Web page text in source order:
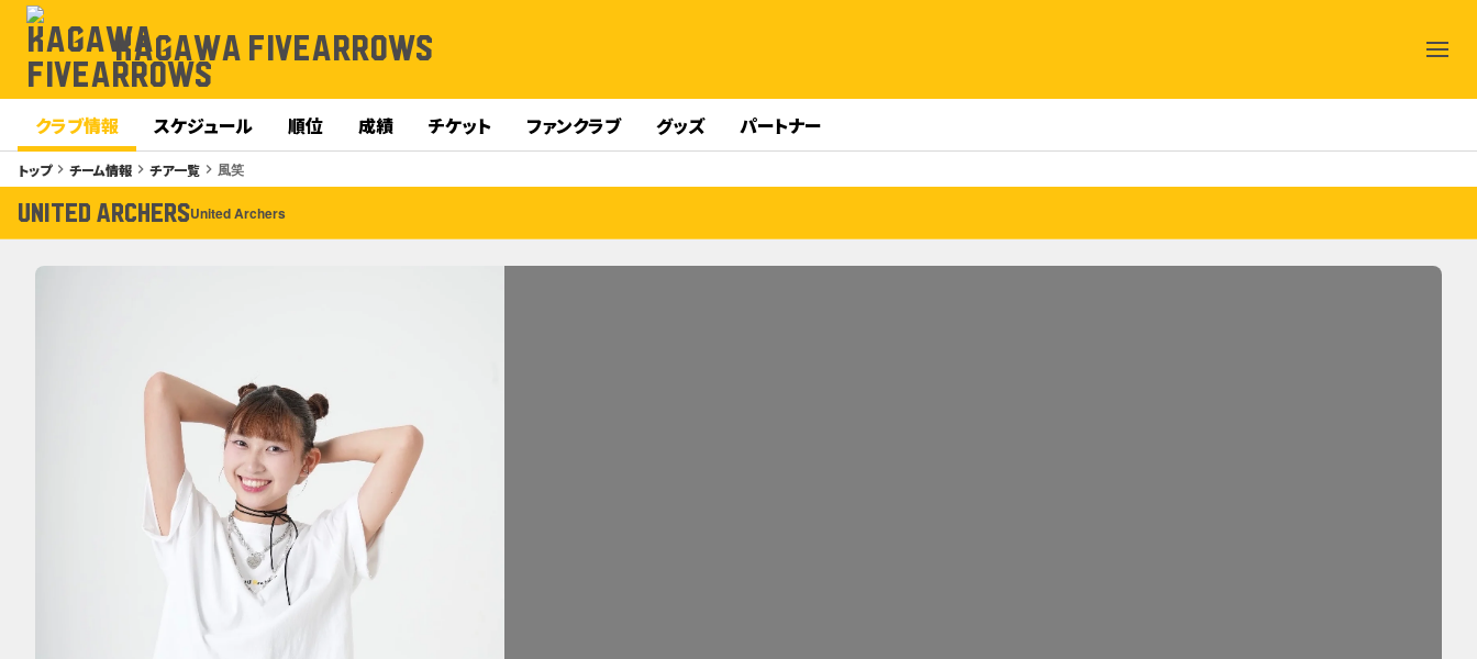
KAGAWA FIVEARROWS
クラブ情報 スケジュール 順位 成績 チケット ファンクラブ グッズ パートナー
トップkeyboard_arrow_right チーム情報 keyboard_arrow_right チア一覧 keyboard_arrow_right 風笑
UNITED ARCHERSUnited Archers